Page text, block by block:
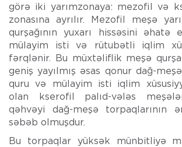
görə iki yarımzonaya: mezofil və
zonasına ayrılır. Mezofil meşə
qurşağının yuxarı hissəsini əhatə
mülayim isti və rütubətli iqlim
fərqlənir. Bu müxtəliflik meşə
geniş yayılmış əsas qonur dağ-
quru və mülayim isti iqlim
olan kserofil palıd-vələs
qəhvəyi dağ-meşə torpaqlarının
səbəb olmuşdur.
Bu torpaqlar yüksək münbitliyə